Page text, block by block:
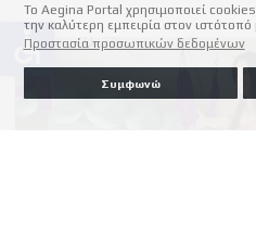
Το Aegina Portal χρησιμοποιεί cookies
την καλύτερη εμπειρία στον ιστότοπό
Προστασία προσωπικών δεδομένων
Συμφωνώ
accessible